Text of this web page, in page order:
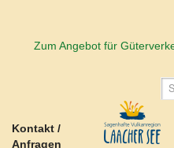
Zum Angebot für
Kontakt /
Anfragen